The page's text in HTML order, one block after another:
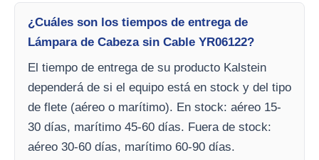
¿Cuáles son los tiempos de entrega de
Lámpara de Cabeza sin Cable YR06122?
El tiempo de entrega de su producto Kalstein
dependerá de si el equipo está en stock y del tipo
de flete (aéreo o marítimo). En stock: aéreo 15-
30 días, marítimo 45-60 días. Fuera de stock:
aéreo 30-60 días, marítimo 60-90 días.